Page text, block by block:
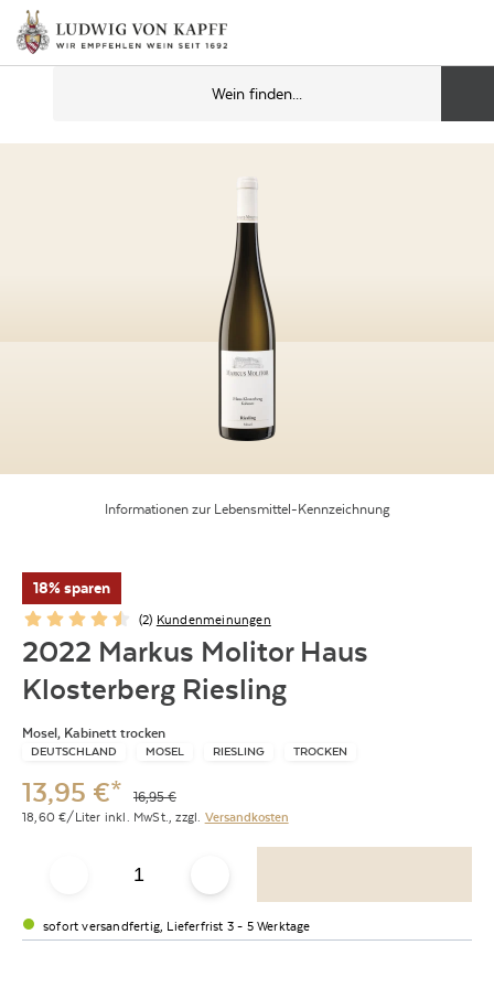
Informationen zur Lebensmittel-Kennzeichnung
18% sparen
(2) Kundenmeinungen
2022 Markus Molitor Haus
Klosterberg Riesling
Mosel, Kabinett trocken
DEUTSCHLAND MOSEL RIESLING TROCKEN
13,95 €* 16,95€
18,60 €/Liter inkl. MwSt., zzgl. Versandkosten
sofort versandfertig, Lieferfrist 3 - 5 Werktage